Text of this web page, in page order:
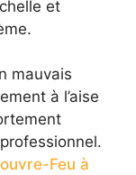
et
mauvais
à l’aise
Feu à